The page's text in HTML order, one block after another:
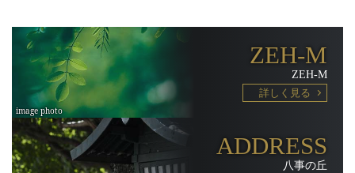
ZEH-M
ZEH-M
詳しく見る
ADDRESS
八事の丘